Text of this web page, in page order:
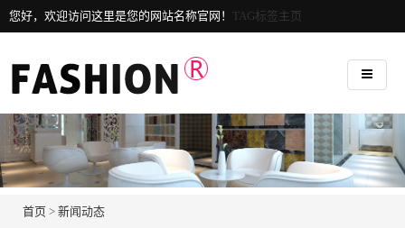
您好，欢迎访问这里是您的网站名称官网！ TAG标签主页
首页 > 新闻动态